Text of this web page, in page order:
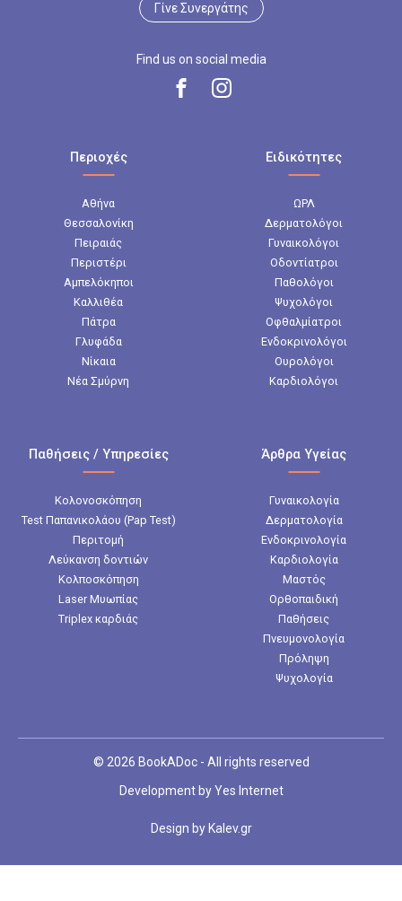
Γίνε Συνεργάτης
Find us on social media
Περιοχές
Αθήνα
Θεσσαλονίκη
Πειραιάς
Περιστέρι
Αμπελόκηποι
Καλλιθέα
Πάτρα
Γλυφάδα
Νίκαια
Νέα Σμύρνη
Ειδικότητες
ΩΡΛ
Δερματολόγοι
Γυναικολόγοι
Οδοντίατροι
Παθολόγοι
Ψυχολόγοι
Οφθαλμίατροι
Ενδοκρινολόγοι
Ουρολόγοι
Καρδιολόγοι
Παθήσεις / Υπηρεσίες
Κολονοσκόπηση
Test Παπανικολάου (Pap Test)
Περιτομή
Λεύκανση δοντιών
Κολποσκόπηση
Laser Μυωπίας
Triplex καρδιάς
Άρθρα Υγείας
Γυναικολογία
Δερματολογία
Ενδοκρινολογία
Καρδιολογία
Μαστός
Ορθοπαιδική
Παθήσεις
Πνευμονολογία
Πρόληψη
Ψυχολογία
© 2026 BookADoc - All rights reserved
Development byYes Internet
Design by Kalev.gr